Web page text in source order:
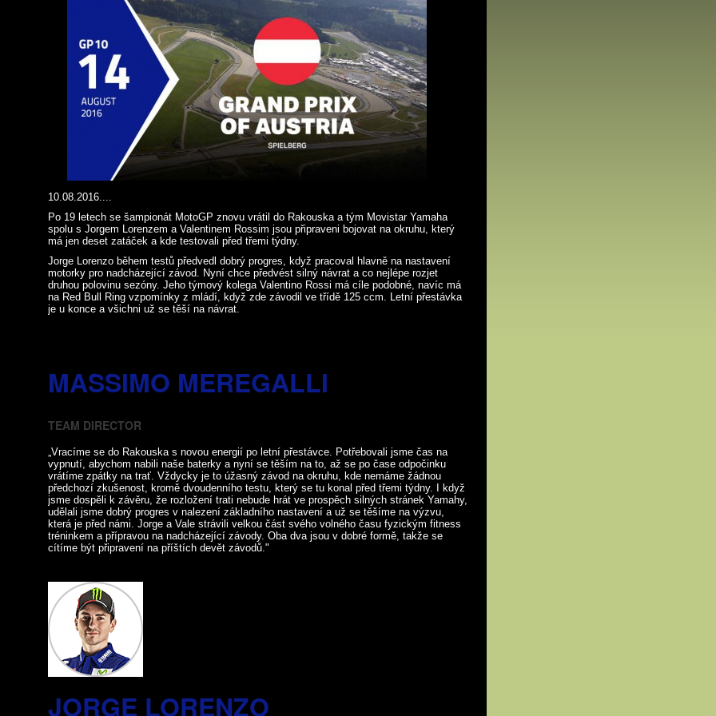
10.08.2016....
Po 19 letech se šampionát MotoGP znovu vrátil do Rakouska a tým Movistar Yamaha
spolu s Jorgem Lorenzem a Valentinem Rossim jsou připraveni bojovat na okruhu, který
má jen deset zatáček a kde testovali před třemi týdny.
Jorge Lorenzo během testů předvedl dobrý progres, když pracoval hlavně na nastavení
motorky pro nadcházející závod. Nyní chce předvést silný návrat a co nejlépe rozjet
druhou polovinu sezóny. Jeho týmový kolega Valentino Rossi má cíle podobné, navíc má
na Red Bull Ring vzpomínky z mládí, když zde závodil ve třídě 125 ccm. Letní přestávka
je u konce a všichni už se těší na návrat.
MASSIMO MEREGALLI
TEAM DIRECTOR
„Vracíme se do Rakouska s novou energií po letní přestávce. Potřebovali jsme čas na
vypnutí, abychom nabili naše baterky a nyní se těším na to, až se po čase odpočinku
vrátíme zpátky na trať. Vždycky je to úžasný závod na okruhu, kde nemáme žádnou
předchozí zkušenost, kromě dvoudenního testu, který se tu konal před třemi týdny. I když
jsme dospěli k závěru, že rozložení trati nebude hrát ve prospěch silných stránek Yamahy,
udělali jsme dobrý progres v nalezení základního nastavení a už se těšíme na výzvu,
která je před námi. Jorge a Vale strávili velkou část svého volného času fyzickým fitness
tréninkem a přípravou na nadcházející závody. Oba dva jsou v dobré formě, takže se
cítíme být připravení na příštích devět závodů."
JORGE LORENZO